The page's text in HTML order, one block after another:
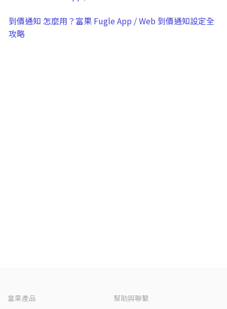
到價通知 怎麼用？富果 Fugle App / Web 到價通知設定全
攻略
富果產品 幫助與聯繫